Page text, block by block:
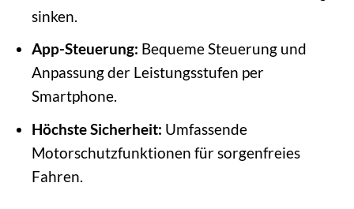
sinken.
App-Steuerung: Bequeme Steuerung und
Anpassung der Leistungsstufen per
Smartphone.
Höchste Sicherheit: Umfassende
Motorschutzfunktionen für sorgenfreies
Fahren.